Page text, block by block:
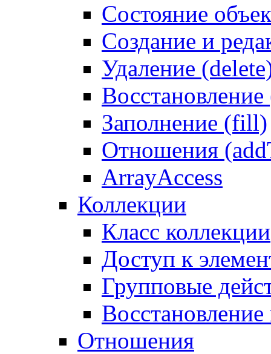
Состояние
Создание и
Удаление
Заполнение (fill)
Отношения
ArrayAccess
Коллекции
Класс коллекции
Доступ к
Групповые
Отношения